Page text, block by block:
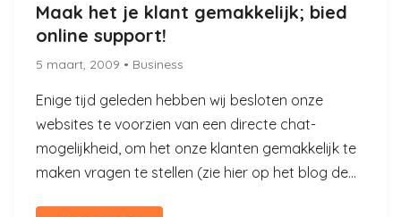
Maak het je klant gemakkelijk; bied
online support!
5 maart, 2009 • Business
Enige tijd geleden hebben wij besloten onze
websites te voorzien van een directe chat-
mogelijkheid, om het onze klanten gemakkelijk te
maken vragen te stellen (zie hier op het blog de...